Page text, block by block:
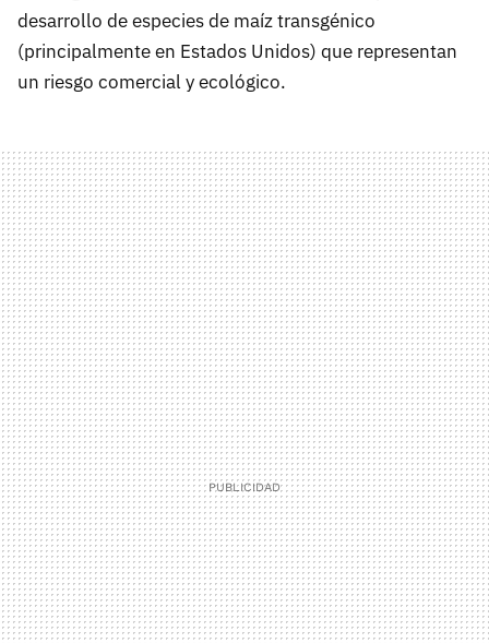
desarrollo de especies de maíz transgénico
(principalmente en Estados Unidos) que representan
un riesgo comercial y ecológico.